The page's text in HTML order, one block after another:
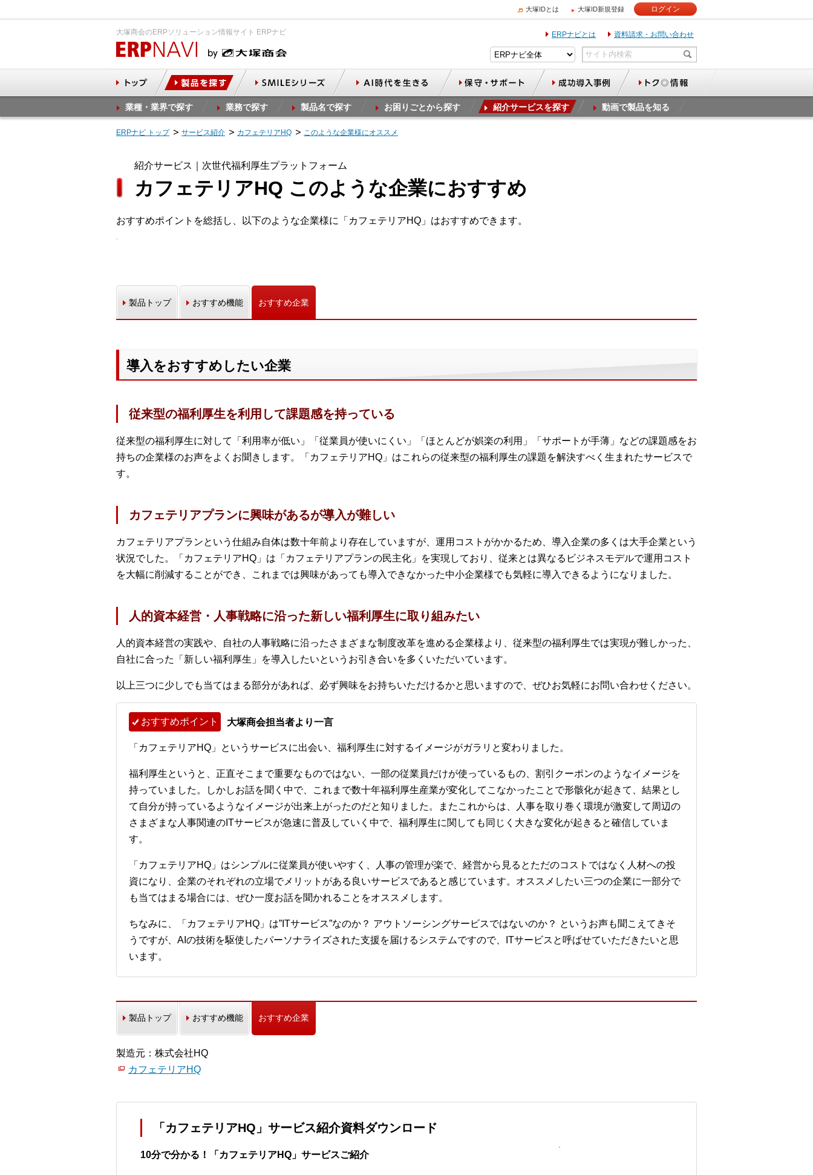
大塚IDとは 大塚ID新規登録 ログイン
大塚商会のERPソリューション情報サイト ERPナビ ERPナビとは 資料請求・お問い合わせ
業種・業界で探す 業務で探す 製品名で探す お困りごとから探す 紹介サービスを探す 動画で製品を知る
ERPナビ トップ サービス紹介 カフェテリアHQ このような企業様にオススメ
紹介サービス｜次世代福利厚生プラットフォーム
カフェテリアHQ このような企業におすすめ
おすすめポイントを総括し、以下のような企業様に「カフェテリアHQ」はおすすめできます。
製品トップ おすすめ機能 おすすめ企業
導入をおすすめしたい企業
従来型の福利厚生を利用して課題感を持っている
従来型の福利厚生に対して「利用率が低い」「従業員が使いにくい」「ほとんどが娯楽の利用」「サポートが手薄」などの課題感をお
持ちの企業様のお声をよくお聞きします。「カフェテリアHQ」はこれらの従来型の福利厚生の課題を解決すべく生まれたサービスで
す。
カフェテリアプランに興味があるが導入が難しい
カフェテリアプランという仕組み自体は数十年前より存在していますが、運用コストがかかるため、導入企業の多くは大手企業という
状況でした。「カフェテリアHQ」は「カフェテリアプランの民主化」を実現しており、従来とは異なるビジネスモデルで運用コスト
を大幅に削減することができ、これまでは興味があっても導入できなかった中小企業様でも気軽に導入できるようになりました。
人的資本経営・人事戦略に沿った新しい福利厚生に取り組みたい
人的資本経営の実践や、自社の人事戦略に沿ったさまざまな制度改革を進める企業様より、従来型の福利厚生では実現が難しかった、
自社に合った「新しい福利厚生」を導入したいというお引き合いを多くいただいています。
以上三つに少しでも当てはまる部分があれば、必ず興味をお持ちいただけるかと思いますので、ぜひお気軽にお問い合わせください。
おすすめポイント 大塚商会担当者より一言
「カフェテリアHQ」というサービスに出会い、福利厚生に対するイメージがガラリと変わりました。
福利厚生というと、正直そこまで重要なものではない、一部の従業員だけが使っているもの、割引クーポンのようなイメージを
持っていました。しかしお話を聞く中で、これまで数十年福利厚生産業が変化してこなかったことで形骸化が起きて、結果とし
て自分が持っているようなイメージが出来上がったのだと知りました。またこれからは、人事を取り巻く環境が激変して周辺の
さまざまな人事関連のITサービスが急速に普及していく中で、福利厚生に関しても同じく大きな変化が起きると確信していま
す。
「カフェテリアHQ」はシンプルに従業員が使いやすく、人事の管理が楽で、経営から見るとただのコストではなく人材への投
資になり、企業のそれぞれの立場でメリットがある良いサービスであると感じています。オススメしたい三つの企業に一部分で
も当てはまる場合には、ぜひ一度お話を聞かれることをオススメします。
ちなみに、「カフェテリアHQ」は”ITサービス”なのか？ アウトソーシングサービスではないのか？ というお声も聞こえてきそ
うですが、AIの技術を駆使したパーソナライズされた支援を届けるシステムですので、ITサービスと呼ばせていただきたいと思
います。
製品トップ おすすめ機能 おすすめ企業
製造元：株式会社HQ
カフェテリアHQ
「カフェテリアHQ」サービス紹介資料ダウンロード
10分で分かる！「カフェテリアHQ」サービスご紹介